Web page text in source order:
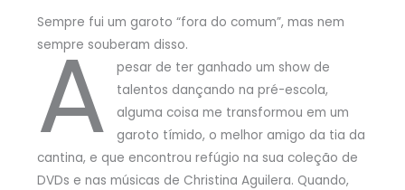
Sempre fui um garoto “fora do comum”, mas nem
sempre souberam disso.
A
pesar de ter ganhado um show de
talentos dançando na pré-escola,
alguma coisa me transformou em um
garoto tímido, o melhor amigo da tia da
cantina, e que encontrou refúgio na sua coleção de
DVDs e nas músicas de Christina Aguilera. Quando,